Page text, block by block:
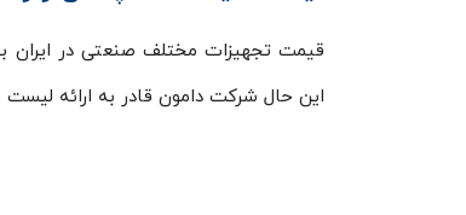
قیمت تجهیزات مختلف صنعتی در ایران
این حال شرکت دامون قادر به ارائه